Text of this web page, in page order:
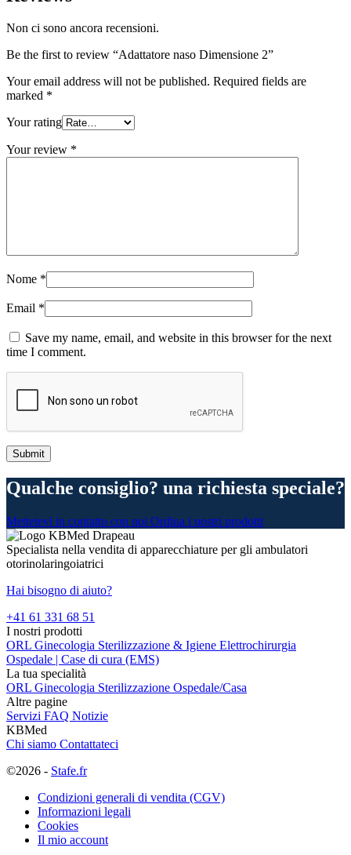
Non ci sono ancora recensioni.
Be the first to review “Adattatore naso Dimensione 2”
Your email address will not be published. Required fields are
marked *
Your rating
Your review *
Nome *
Email *
Save my name, email, and website in this browser for the next
time I comment.
Qualche consiglio? una richiesta speciale?
Mettetevi in contatto con noi Ordina i nostri prodotti
Specialista nella vendita di apparecchiature per gli ambulatori
otorinolaringoiatrici
Hai bisogno di aiuto?
+41 61 331 68 51
I nostri prodotti
ORL Ginecologia Sterilizzazione & Igiene Elettrochirurgia
Ospedale | Case di cura (EMS)
La tua specialità
ORL Ginecologia Sterilizzazione Ospedale/Casa
Altre pagine
Servizi FAQ Notizie
KBMed
Chi siamo Contattateci
©2026 - Stafe.fr
Condizioni generali di vendita (CGV)
Informazioni legali
Cookies
Il mio account